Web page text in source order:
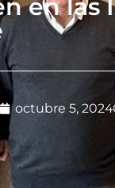
en las
octubre 5, 2024